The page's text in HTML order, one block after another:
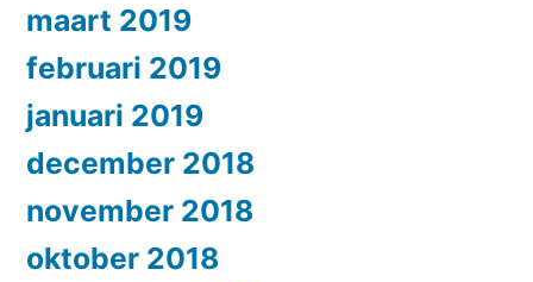
maart 2019
februari 2019
januari 2019
december 2018
november 2018
oktober 2018